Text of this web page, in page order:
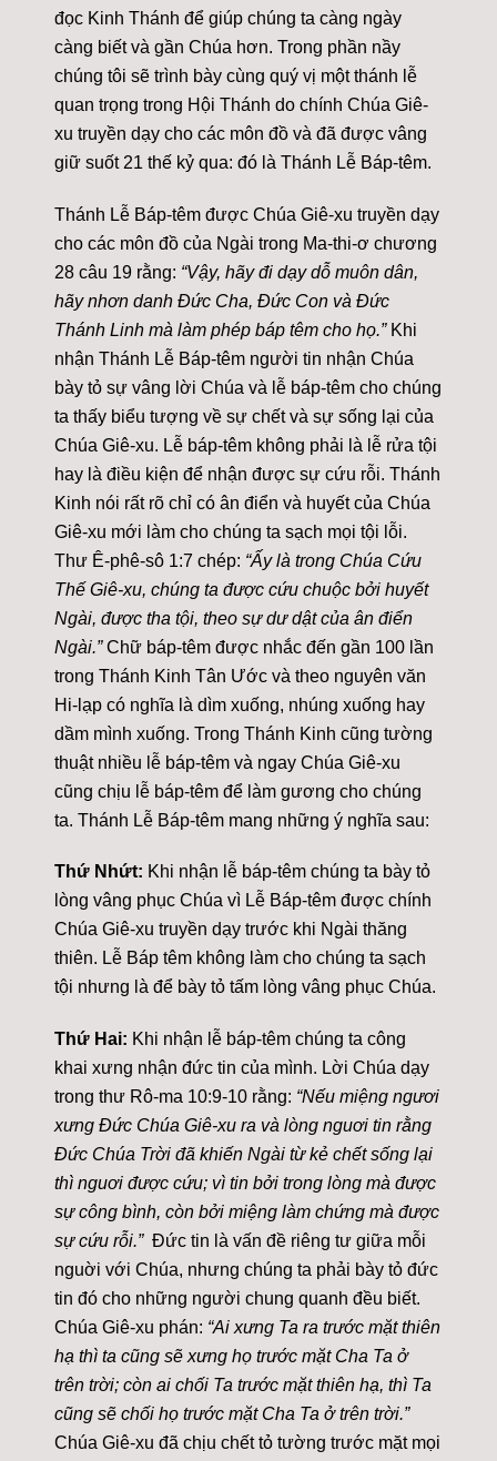
đọc Kinh Thánh để giúp chúng ta càng ngày
càng biết và gần Chúa hơn. Trong phần nầy
chúng tôi sẽ trình bày cùng quý vị một thánh lễ
quan trọng trong Hội Thánh do chính Chúa Giê-
xu truyền dạy cho các môn đồ và đã được vâng
giữ suốt 21 thế kỷ qua: đó là Thánh Lễ Báp-têm.
Thánh Lễ Báp-têm được Chúa Giê-xu truyền dạy
cho các môn đồ của Ngài trong Ma-thi-ơ chương
28 câu 19 rằng: “Vậy, hãy đi dạy dỗ muôn dân,
hãy nhơn danh Đức Cha, Đức Con và Đức
Thánh Linh mà làm phép báp têm cho họ.”Khi
nhận Thánh Lễ Báp-têm người tin nhận Chúa
bày tỏ sự vâng lời Chúa và lễ báp-têm cho chúng
ta thấy biểu tượng về sự chết và sự sống lại của
Chúa Giê-xu. Lễ báp-têm không phải là lễ rửa tội
hay là điều kiện để nhận được sự cứu rỗi. Thánh
Kinh nói rất rõ chỉ có ân điển và huyết của Chúa
Giê-xu mới làm cho chúng ta sạch mọi tội lỗi.
Thư Ê-phê-sô 1:7 chép: “Ấy là trong Chúa Cứu
Thế Giê-xu, chúng ta được cứu chuộc bởi huyết
Ngài, được tha tội, theo sự dư dật của ân điển
Ngài.”Chữ báp-têm được nhắc đến gần 100 lần
trong Thánh Kinh Tân Ước và theo nguyên văn
Hi-lạp có nghĩa là dìm xuống, nhúng xuống hay
dầm mình xuống. Trong Thánh Kinh cũng tường
thuật nhiều lễ báp-têm và ngay Chúa Giê-xu
cũng chịu lễ báp-têm để làm gương cho chúng
ta. Thánh Lễ Báp-têm mang những ý nghĩa sau:
Thứ Nhứt: Khi nhận lễ báp-têm chúng ta bày tỏ
lòng vâng phục Chúa vì Lễ Báp-têm được chính
Chúa Giê-xu truyền dạy trước khi Ngài thăng
thiên. Lễ Báp têm không làm cho chúng ta sạch
tội nhưng là để bày tỏ tấm lòng vâng phục Chúa.
Thứ Hai: Khi nhận lễ báp-têm chúng ta công
khai xưng nhận đức tin của mình. Lời Chúa dạy
trong thư Rô-ma 10:9-10 rằng: “Nếu miệng ngươi
xưng Đức Chúa Giê-xu ra và lòng nguơi tin rằng
Đức Chúa Trời đã khiến Ngài từ kẻ chết sống lại
thì nguơi được cứu; vì tin bởi trong lòng mà được
sự công bình, còn bởi miệng làm chứng mà được
sự cứu rỗi.”Đức tin là vấn đề riêng tư giữa mỗi
nguời với Chúa, nhưng chúng ta phải bày tỏ đức
tin đó cho những người chung quanh đều biết.
Chúa Giê-xu phán: “Ai xưng Ta ra trước mặt thiên
hạ thì ta cũng sẽ xưng họ trước mặt Cha Ta ở
trên trời; còn ai chối Ta trước mặt thiên hạ, thì Ta
cũng sẽ chối họ trước mặt Cha Ta ở trên trời.”
Chúa Giê-xu đã chịu chết tỏ tường trước mặt mọi